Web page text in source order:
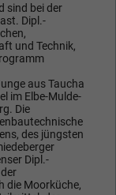
sind bei der
Dipl.-
und Technik,
aus Taucha
im Elbe-Mulde-
Die
des jüngsten
Dipl.-
die Moorküche,